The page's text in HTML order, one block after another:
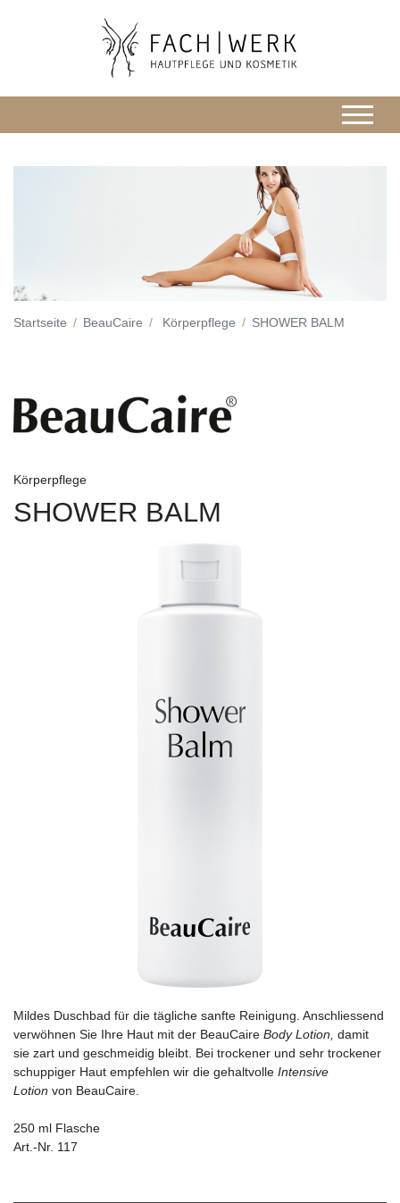
Startseite BeauCaire Körperpflege SHOWER BALM
Körperpflege
SHOWER BALM
Mildes Duschbad für die tägliche sanfte Reinigung. Anschliessend
verwöhnen Sie Ihre Haut mit der BeauCaire Body Lotion, damit
sie zart und geschmeidig bleibt. Bei trockener und sehr trockener
schuppiger Haut empfehlen wir die gehaltvolle Intensive
Lotion von BeauCaire.
250 ml Flasche
Art.-Nr. 117